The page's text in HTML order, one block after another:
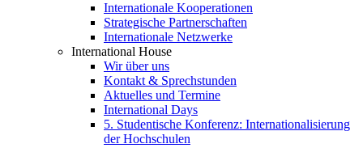
Internationale Kooperationen
Strategische Partnerschaften
Internationale Netzwerke
International House
Wir über uns
Kontakt & Sprechstunden
Aktuelles und Termine
International Days
5. Studentische Konferenz: Internationalisierung
der Hochschulen